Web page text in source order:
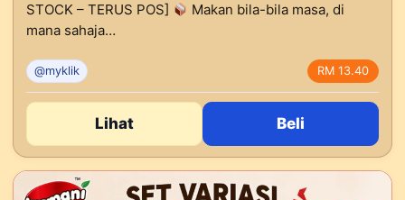
STOCK – TERUS POS]
Makan bila-bila masa, di
mana sahaja…
@myklik RM 13.40
Lihat Beli